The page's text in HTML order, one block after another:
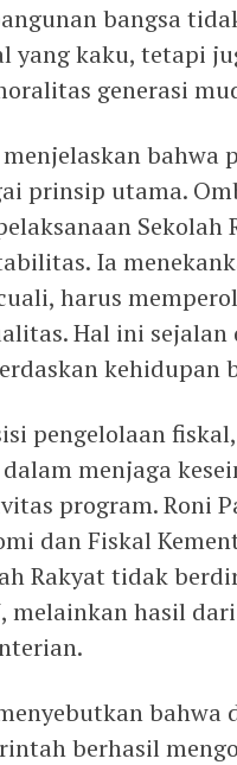
bangsa
yang kaku, tetapi
generasi
bahwa
prinsip utama.
Ia
harus
Hal ini
kehidupan
pengelolaan
menjaga
program. Roni
dan Fiskal
Rakyat tidak
melainkan hasil
bahwa
berhasil